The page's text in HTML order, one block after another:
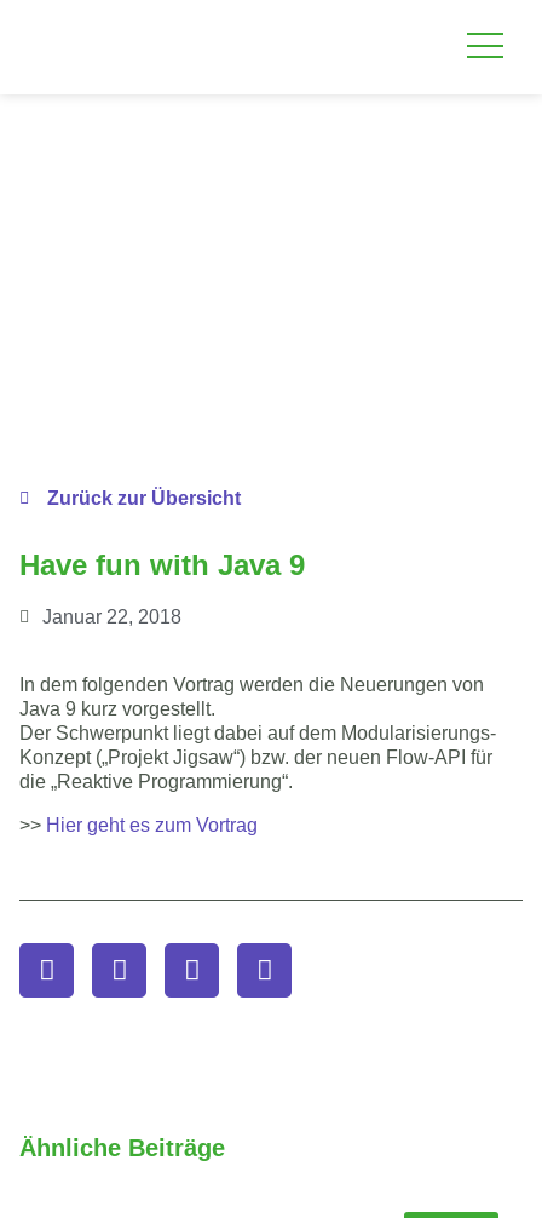
Zurück zur Übersicht
Have fun with Java 9
Januar 22, 2018
In dem folgenden Vortrag werden die Neuerungen von
Java 9 kurz vorgestellt.
Der Schwerpunkt liegt dabei auf dem Modularisierungs-
Konzept („Projekt Jigsaw“) bzw. der neuen Flow-API für
die „Reaktive Programmierung“.
>> Hier geht es zum Vortrag
Ähnliche Beiträge